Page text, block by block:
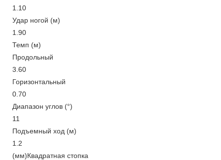
1.10
Удар ногой (м)
1.90
Темп (м)
Продольный
3.60
Горизонтальный
0.70
Диапазон углов (°)
11
Подъемный ход (м)
1.2
(мм)Квадратная стопка